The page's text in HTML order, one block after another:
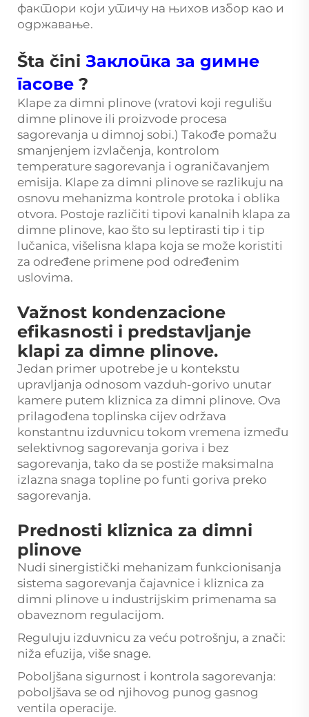
фактори који утичу на њихов избор као и
одржавање.
Šta čini Заклопка за димне
гасове ?
Klape za dimni plinove (vratovi koji regulišu
dimne plinove ili proizvode procesa
sagorevanja u dimnoj sobi.) Takođe pomažu
smanjenjem izvlačenja, kontrolom
temperature sagorevanja i ograničavanjem
emisija. Klape za dimni plinove se razlikuju na
osnovu mehanizma kontrole protoka i oblika
otvora. Postoje različiti tipovi kanalnih klapa za
dimne plinove, kao što su leptirasti tip i tip
lučanica, višelisna klapa koja se može koristiti
za određene primene pod određenim
uslovima.
Važnost kondenzacione
efikasnosti i predstavljanje
klapi za dimne plinove.
Jedan primer upotrebe je u kontekstu
upravljanja odnosom vazduh-gorivo unutar
kamere putem kliznica za dimni plinove. Ova
prilagođena toplinska cijev održava
konstantnu izduvnicu tokom vremena između
selektivnog sagorevanja goriva i bez
sagorevanja, tako da se postiže maksimalna
izlazna snaga topline po funti goriva preko
sagorevanja.
Prednosti kliznica za dimni
plinove
Nudi sinergistički mehanizam funkcionisanja
sistema sagorevanja čajavnice i kliznica za
dimni plinove u industrijskim primenama sa
obaveznom regulacijom.
Reguluju izduvnicu za veću potrošnju, a znači:
niža efuzija, više snage.
Poboljšana sigurnost i kontrola sagorevanja:
poboljšava se od njihovog punog gasnog
ventila operacije.